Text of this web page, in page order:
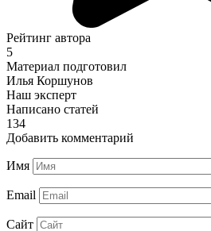
Рейтинг автора
5
Материал подготовил
Илья Коршунов
Наш эксперт
Написано статей
134
Добавить комментарий
Имя
Email
Сайт